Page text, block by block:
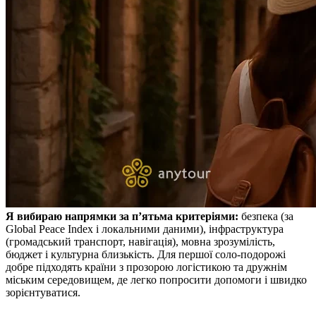
Я вибираю напрямки за п’ятьма критеріями: безпека (за
Global Peace Index і локальними даними), інфраструктура
(громадський транспорт, навігація), мовна зрозумілість,
бюджет і культурна близькість. Для першої соло‑подорожі
добре підходять країни з прозорою логістикою та дружнім
міським середовищем, де легко попросити допомоги і швидко
зорієнтуватися.